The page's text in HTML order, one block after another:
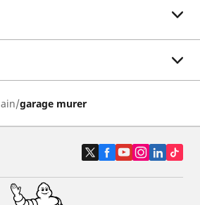
garage murer